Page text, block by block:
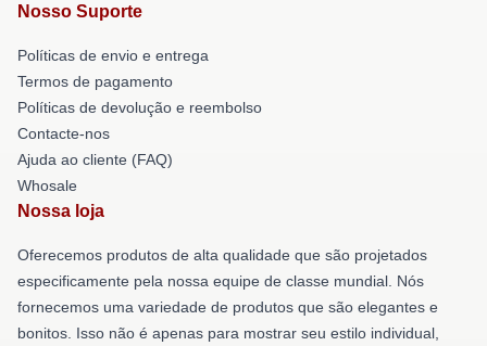
Nosso Suporte
Políticas de envio e entrega
Termos de pagamento
Políticas de devolução e reembolso
Contacte-nos
Ajuda ao cliente (FAQ)
Whosale
Nossa loja
Oferecemos produtos de alta qualidade que são projetados
especificamente pela nossa equipe de classe mundial. Nós
fornecemos uma variedade de produtos que são elegantes e
bonitos. Isso não é apenas para mostrar seu estilo individual,